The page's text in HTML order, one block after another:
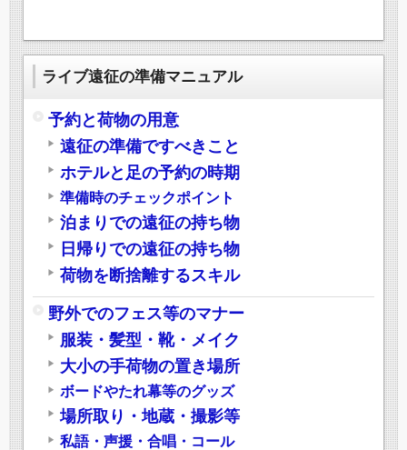
ライブ遠征の準備マニュアル
予約と荷物の用意
遠征の準備ですべきこと
ホテルと足の予約の時期
準備時のチェックポイント
泊まりでの遠征の持ち物
日帰りでの遠征の持ち物
荷物を断捨離するスキル
野外でのフェス等のマナー
服装・髪型・靴・メイク
大小の手荷物の置き場所
ボードやたれ幕等のグッズ
場所取り・地蔵・撮影等
私語・声援・合唱・コール